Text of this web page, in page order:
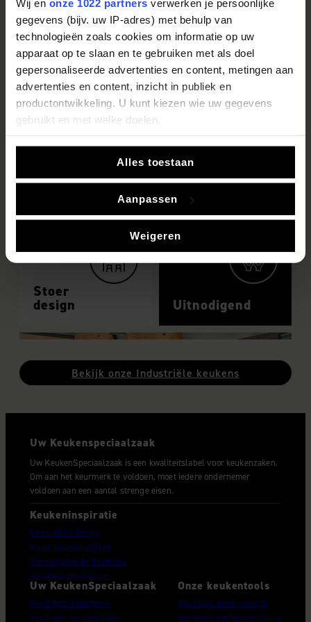
Wij en onze 1022 partners verwerken je persoonlijke
gegevens (bijv. uw IP-adres) met behulp van
technologieën zoals cookies om informatie op uw
apparaat op te slaan en te gebruiken met als doel
gepersonaliseerde advertenties en content, metingen aan
advertenties en content, inzicht in publiek en
productontwikkeling. U kunt kiezen wie uw gegevens
gebruikt en met welke doelen.
Uw apparaat identificeren door het actief te scannen
op specifieke eigenschappen (fingerprinting)
Lees meer over hoe uw persoonlijke gegevens worden
U kunt uw toestemming op elk moment wijzigen of
intrekken in de Cookieverklaring.
We gebruiken cookies om content en advertenties te
personaliseren, om functies voor social media te bieden
en om ons websiteverkeer te analyseren. Ook delen we
informatie over uw gebruik van onze site met onze
verzameld op basis van uw gebruik van hun services.
Alles toestaan
Aanpassen
Weigeren
Duurzame
materialen
Robuust
Stoer
design Uitnodigend
Bekijk onze Industriële keukens
Uw Keukenspeciaalzaak
Uw KeukenSpeciaalzaak is een kwaliteitslabel voor keukenzaken.
Om aan het keurmerk te voldoen, moet iedere ondernemer
voldoen aan een aantal strenge eisen.
Keukeninspiratie
Lees onze blogs
Onze keukenstijlen
Gerealiseerde keukens
Keukenapparatuur
Uw KeukenSpeciaalzaak
Over het keurmerk
Vind een keukenzaak
Onze keukentools
Speciaal boek voor u
Bereken uw keukenprijs